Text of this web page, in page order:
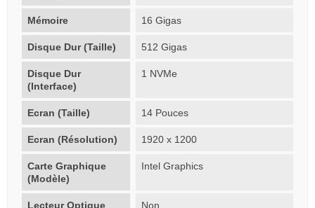
Mémoire 16 Gigas
Disque Dur (Taille) 512 Gigas
Disque Dur
(Interface)
1 NVMe
Ecran (Taille) 14 Pouces
Ecran (Résolution) 1920 x 1200
Carte Graphique
(Modèle)
Intel Graphics
Lecteur Optique Non